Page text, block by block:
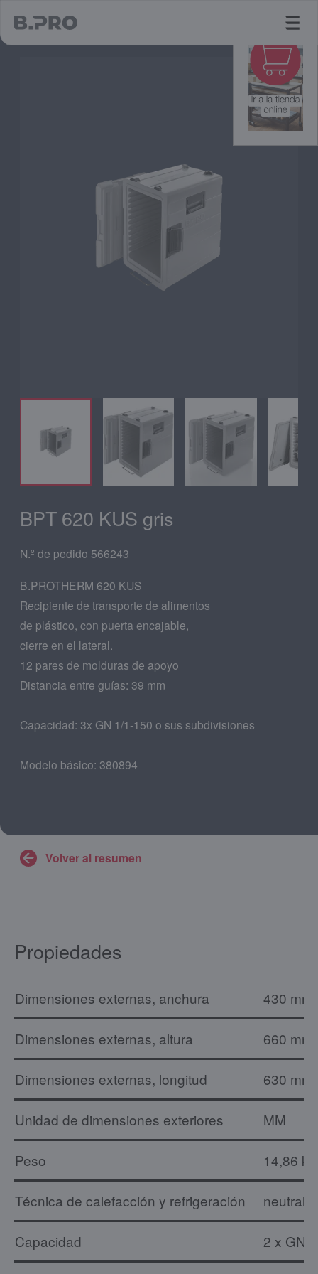
BPT 620 KUS gris
N.º de pedido 566243
B.PROTHERM 620 KUS
Recipiente de transporte de alimentos
de plástico, con puerta encajable,
cierre en el lateral.
12 pares de molduras de apoyo
Distancia entre guías: 39 mm
Capacidad: 3x GN 1/1-150 o sus subdivisiones
Modelo básico: 380894
Volver al resumen
Propiedades
Dimensiones externas, anchura 430 mm
Dimensiones externas, altura 660 mm
Dimensiones externas, longitud 630 mm
Unidad de dimensiones exteriores MM
Peso 14,86 kg
Técnica de calefacción y refrigeración neutral
Capacidad 2 x GN